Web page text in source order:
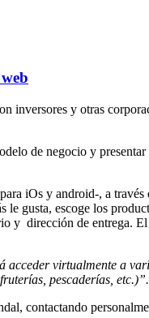
inversores y otras
de negocio y
iOs y android-, a través
gusta, escoge los
y dirección de entrega.
acceder virtualmente a
pescaderías, etc.)”.
contactando